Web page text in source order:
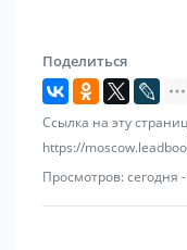
частью этого
В шоу работают
танцовщицы
опытом работы на
«Красная Звезда»,
Надежды
Поделиться
Ссылка на эту
https://
Просмотров: сегодня